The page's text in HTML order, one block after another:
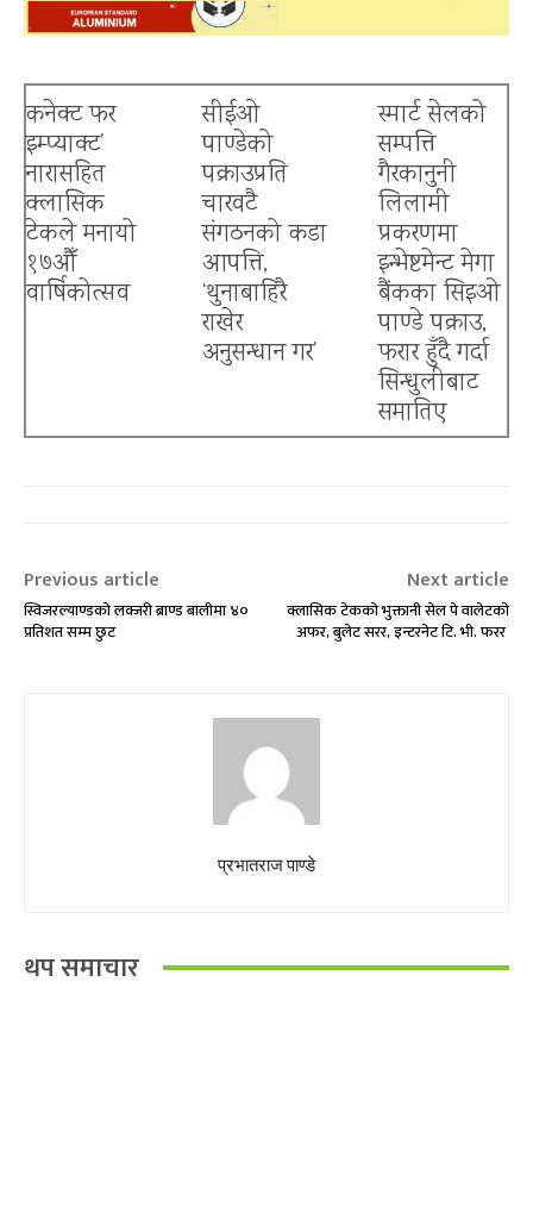
कनेक्ट फर
इम्प्याक्ट’
नारासहित
क्लासिक
टेकले मनायो
१७औँ
वार्षिकोत्सव
सीईओ
पाण्डेको
पक्राउप्रति
चारवटै
संगठनको कडा
आपत्ति,
‘थुनाबाहिरै
राखेर
अनुसन्धान गर’
स्मार्ट सेलको
सम्पत्ति
गैरकानुनी
लिलामी
प्रकरणमा
इन्भेष्टमेन्ट मेगा
बैंकका सिइओ
पाण्डे पक्राउ,
फरार हुँदै गर्दा
सिन्धुलीबाट
समातिए
Previous article
स्विजरल्याण्डको लक्जरी ब्राण्ड बालीमा ४०
प्रतिशत सम्म छुट
Next article
क्लासिक टेकको भुक्तानी सेल पे वालेटको
अफर, बुलेट सरर, इन्टरनेट टि. भी. फरर
प्रभातराज पाण्डे
थप समाचार